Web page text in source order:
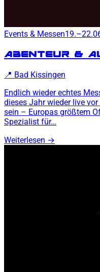
Events & Messen
Abenteur &
📍 Bad Kissingen
Endlich wieder echtes
dieses Jahr wieder live
sein – Europas größtem
Spezialist für…
Weiterlesen →